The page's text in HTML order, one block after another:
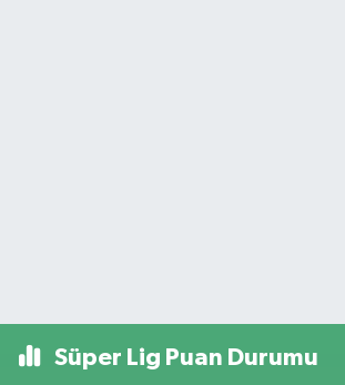
Süper Lig Puan Durumu